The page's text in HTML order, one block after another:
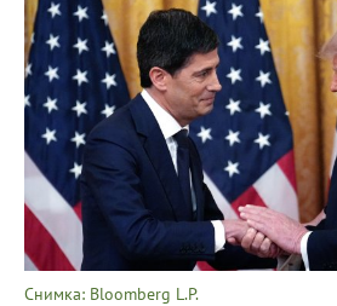
Снимка: Bloomberg L.P.